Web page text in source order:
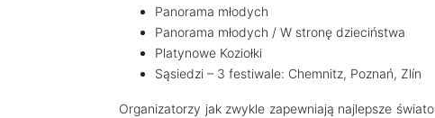
Panorama młodych
Panorama młodych / W stronę dzieciństwa
Platynowe Koziołki
Sąsiedzi – 3 festiwale: Chemnitz, Poznań, Zlín
Organizatorzy jak zwykle zapewniają najlepsze